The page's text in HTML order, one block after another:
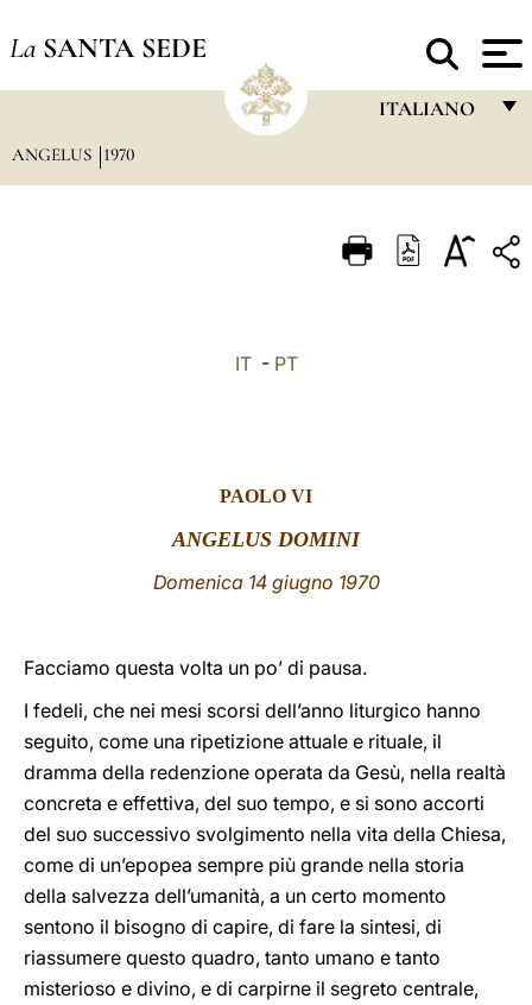
La SANTA SEDE
ITALIANO
ITALIANO
LATINE
ANGELUS 1970
IT- PT
PAOLO VI
ANGELUS DOMINI
Domenica 14 giugno 1970
Facciamo questa volta un po’ di pausa.
I fedeli, che nei mesi scorsi dell’anno liturgico hanno
seguito, come una ripetizione attuale e rituale, il
dramma della redenzione operata da Gesù, nella realtà
concreta e effettiva, del suo tempo, e si sono accorti
del suo successivo svolgimento nella vita della Chiesa,
come di un’epopea sempre più grande nella storia
della salvezza dell’umanità, a un certo momento
sentono il bisogno di capire, di fare la sintesi, di
riassumere questo quadro, tanto umano e tanto
misterioso e divino, e di carpirne il segreto centrale,